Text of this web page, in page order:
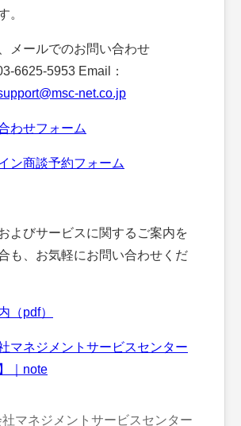
。
メールでのお問い合わせ
6625-5953 Email：
net.co.jp
わせフォーム
ン商談予約フォーム
よびサービスに関するご案内を
も、お気軽にお問い合わせくだ
（pdf）
マネジメントサービスセンター
｜note
マネジメントサービスセンター